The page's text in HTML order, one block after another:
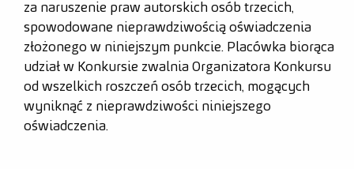
za naruszenie praw autorskich osób trzecich,
spowodowane nieprawdziwością oświadczenia
złożonego w niniejszym punkcie. Placówka biorąca
udział w Konkursie zwalnia Organizatora Konkursu
od wszelkich roszczeń osób trzecich, mogących
wyniknąć z nieprawdziwości niniejszego
oświadczenia.